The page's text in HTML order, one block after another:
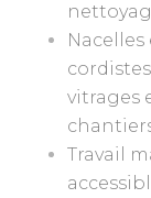
vitrages
Travail